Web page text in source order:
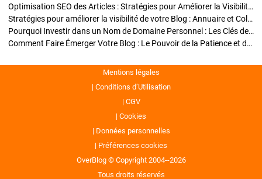
Optimisation SEO des Articles : Stratégies pour Améliorer la Visibilité de Votre Blog
Stratégies pour améliorer la visibilité de votre Blog : Annuaire et Collaborations
Pourquoi Investir dans un Nom de Domaine Personnel : Les Clés de la Réussite de Votre Blog
Comment Faire Émerger Votre Blog : Le Pouvoir de la Patience et de la Persévérance
Mentions légales
Conditions d’Utilisation
CGV
Cookies
Données personnelles
Préférences cookies
OverBlog © Copyright 2004--2026
Tous droits réservés